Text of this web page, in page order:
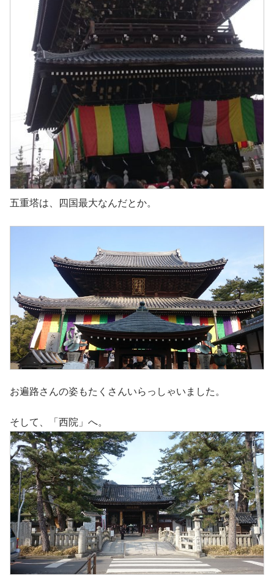
五重塔は、四国最大なんだとか。
お遍路さんの姿もたくさんいらっしゃいました。
そして、「西院」へ。